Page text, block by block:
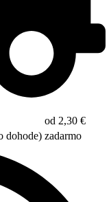
od 2,30 €
dohode) zadarmo